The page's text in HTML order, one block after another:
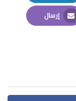
LinkedIn
إرسال
Email